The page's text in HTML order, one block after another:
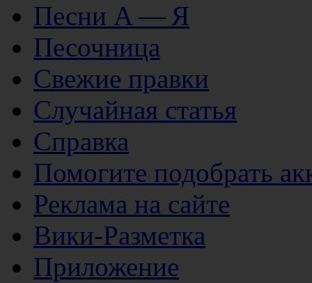
Песни А — Я
Песочница
Свежие правки
Случайная статья
Справка
Помогите подобрать
Реклама на сайте
Вики-Разметка
Приложение